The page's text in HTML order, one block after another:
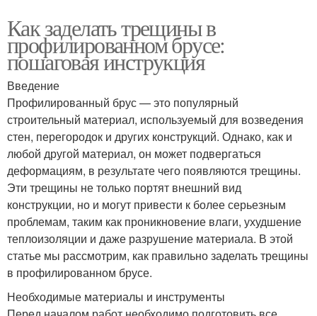
Как заделать трещины в
профилированном брусе:
пошаговая инструкция
Введение
Профилированный брус — это популярный
строительный материал, используемый для возведения
стен, перегородок и других конструкций. Однако, как и
любой другой материал, он может подвергаться
деформациям, в результате чего появляются трещины.
Эти трещины не только портят внешний вид
конструкции, но и могут привести к более серьезным
проблемам, таким как проникновение влаги, ухудшение
теплоизоляции и даже разрушение материала. В этой
статье мы рассмотрим, как правильно заделать трещины
в профилированном брусе.
Необходимые материалы и инструменты